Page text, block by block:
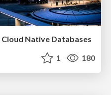
Native Databases
1 180